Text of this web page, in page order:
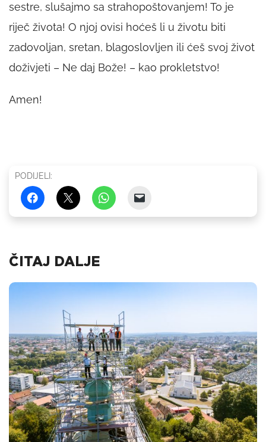
sestre, slušajmo sa strahopoštovanjem! To je
riječ života! O njoj ovisi hoćeš li u životu biti
zadovoljan, sretan, blagoslovljen ili ćeš svoj život
doživjeti – Ne daj Bože! – kao prokletstvo!
Amen!
PODIJELI:
ČITAJ DALJE